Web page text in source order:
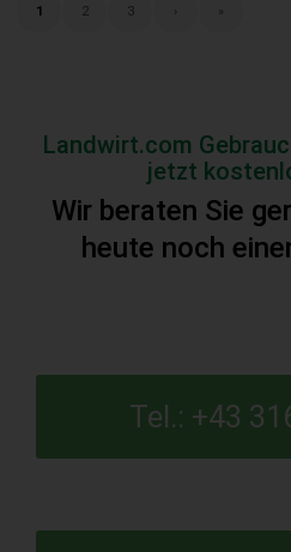
1 2 3
Landwirt.com
jetzt
Wir beraten Sie
heute noch
Tel.: +43